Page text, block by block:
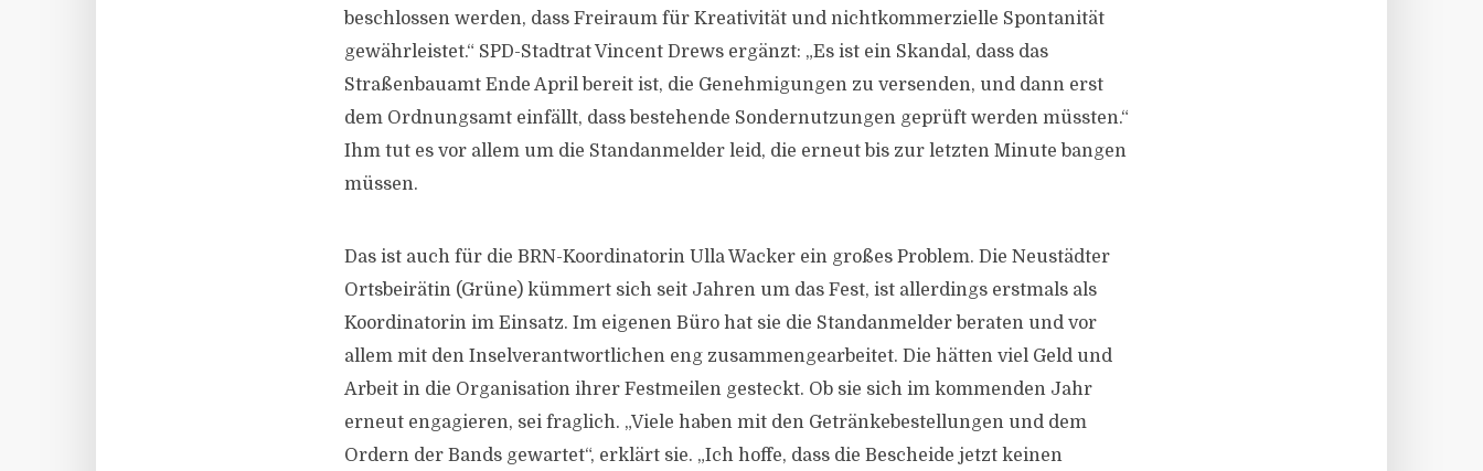
beschlossen werden, dass Freiraum für Kreativität und nichtkommerzielle Spontanität
gewährleistet.“ SPD-Stadtrat Vincent Drews ergänzt: „Es ist ein Skandal, dass das
Straßenbauamt Ende April bereit ist, die Genehmigungen zu versenden, und dann erst
dem Ordnungsamt einfällt, dass bestehende Sondernutzungen geprüft werden müssten.“
Ihm tut es vor allem um die Standanmelder leid, die erneut bis zur letzten Minute bangen
müssen.
Das ist auch für die BRN-Koordinatorin Ulla Wacker ein großes Problem. Die Neustädter
Ortsbeirätin (Grüne) kümmert sich seit Jahren um das Fest, ist allerdings erstmals als
Koordinatorin im Einsatz. Im eigenen Büro hat sie die Standanmelder beraten und vor
allem mit den Inselverantwortlichen eng zusammengearbeitet. Die hätten viel Geld und
Arbeit in die Organisation ihrer Festmeilen gesteckt. Ob sie sich im kommenden Jahr
erneut engagieren, sei fraglich. „Viele haben mit den Getränkebestellungen und dem
Ordern der Bands gewartet“, erklärt sie. „Ich hoffe, dass die Bescheide jetzt keinen